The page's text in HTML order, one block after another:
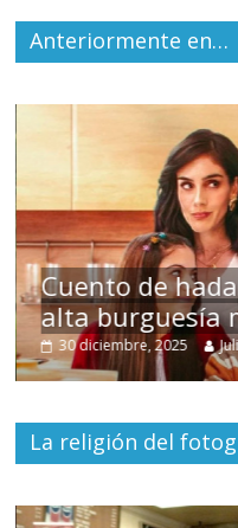
Anteriormente en…
Cuento de
alta burguesía
30 diciembre, 2025
La religión del